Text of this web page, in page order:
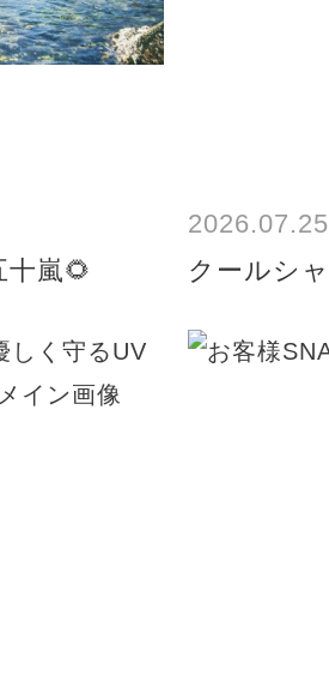
嵐🌻
2026.07.25
クールシ